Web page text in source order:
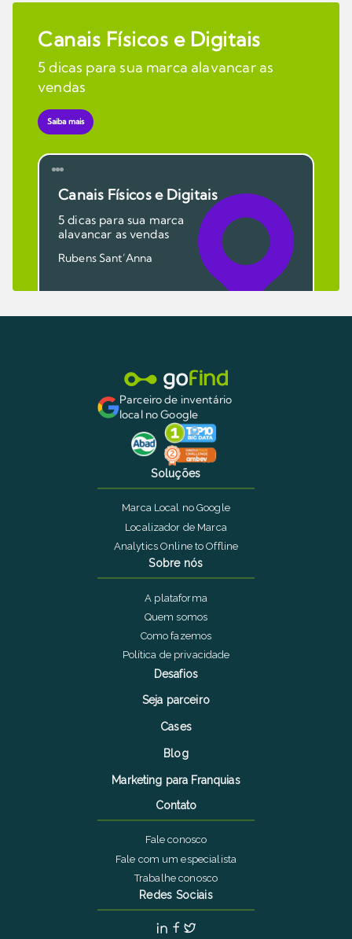
Canais Físicos e Digitais
5 dicas para sua marca alavancar as
vendas
Saiba mais
Canais Físicos e Digitais
5 dicas para sua marca
alavancar as vendas
Rubens Sant’Anna
Parceiro de inventário
local no Google
Soluções
Marca Local no Google
Localizador de Marca
Analytics Online to Offline
Sobre nós
A plataforma
Quem somos
Como fazemos
Política de privacidade
Desafios
Seja parceiro
Cases
Blog
Marketing para Franquias
Contato
Fale conosco
Fale com um especialista
Trabalhe conosco
Redes Sociais